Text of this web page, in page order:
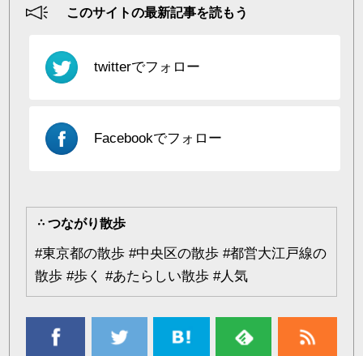
このサイトの最新記事を読もう
twitterでフォロー
Facebookでフォロー
つながり散歩
#東京都の散歩 #中央区の散歩 #都営大江戸線の
散歩 #歩く #あたらしい散歩 #人気